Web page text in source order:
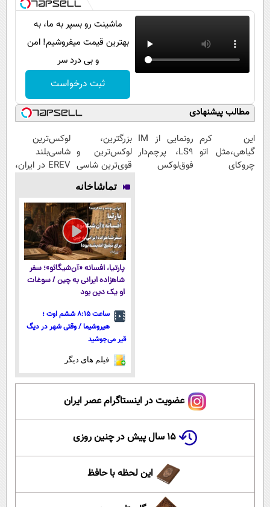
ماشینت رو بسپر به ما، به
بهترین قیمت میفروشیم! امن
و بی درد سر
ثبت درخواست
مطالب پیشنهادی
این کرم
گیاهی،مثل اتو
چروکای
رونمایی از IM
LS9، پرچم‌دار
فوق‌لوکس
بزرگترین،
لوکس‌ترین و
قوی‌ترین شاسی
بلند EREV در
در ایران رونمایی
شد
لوکس‌ترین
شاسی‌بلند
EREV در ایران،
شد!
تماشاخانه
پارتیا، افسانه «آن‌شیگائو»؛ سفر
شاهزاده ایرانی به چین / سوغات
او یک دین بود
ساعت ۸:۱۵ ششم اوت ؛
هیروشیما / وقتی شهر در دیگ
قیر می‌جوشید
فیلم های دیگر
عضویت در اینستاگرام عصر ایران
۱۵ سال پیش در چنین روزی
این لحظه با حافظ